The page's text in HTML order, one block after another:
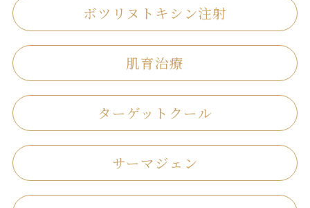
ボツリヌトキシン注射
肌育治療
ターゲットクール
サーマジェン